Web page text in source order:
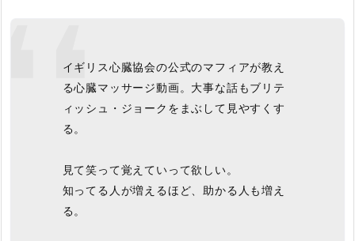
イギリス心臓協会の公式のマフィアが教え
る心臓マッサージ動画。大事な話もブリテ
ィッシュ・ジョークをまぶして見やすくす
る。
見て笑って覚えていって欲しい。
知ってる人が増えるほど、助かる人も増え
る。